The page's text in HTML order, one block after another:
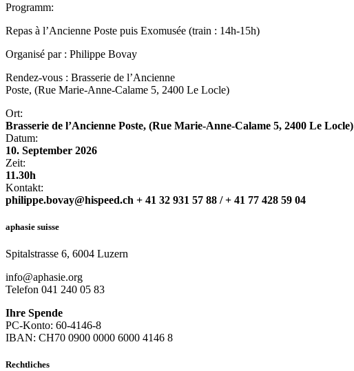
Programm:
Repas à l’Ancienne Poste puis Exomusée (train : 14h-15h)
Organisé par : Philippe Bovay
Rendez-vous : Brasserie de l’Ancienne
Poste, (Rue Marie-Anne-Calame 5, 2400 Le Locle)
Ort:
Brasserie de l’Ancienne Poste, (Rue Marie-Anne-Calame 5, 2400 Le Locle)
Datum:
10. September 2026
Zeit:
11.30h
Kontakt:
philippe.bovay@hispeed.ch + 41 32 931 57 88 / + 41 77 428 59 04
aphasie suisse
Spitalstrasse 6, 6004 Luzern
info@aphasie.org
Telefon 041 240 05 83
Ihre Spende
PC-Konto: 60-4146-8
IBAN: CH70 0900 0000 6000 4146 8
Rechtliches